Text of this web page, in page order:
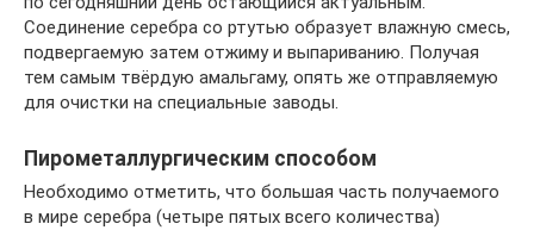
Соединение серебра со ртутью образует влажную смесь,
подвергаемую затем отжиму и выпариванию. Получая
тем самым твёрдую амальгаму, опять же отправляемую
для очистки на специальные заводы.
Пирометаллургическим способом
Необходимо отметить, что большая часть получаемого
в мире серебра (четыре пятых всего количества)